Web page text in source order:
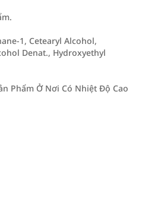
1, Cetearyl Alcohol,
Denat., Hydroxyethyl
Phẩm Ở Nơi Có Nhiệt Độ Cao